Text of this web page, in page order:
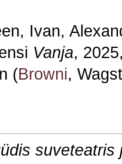
Ivan,
Vanja,
(Browni,